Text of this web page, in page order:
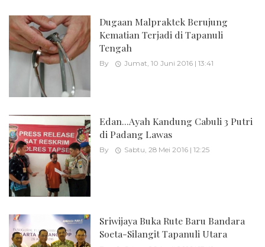
Dugaan Malpraktek Berujung
Kematian Terjadi di Tapanuli
Tengah
By Jumat, 10 Juni 2016 | 13:41
Edan...Ayah Kandung Cabuli 3 Putri
di Padang Lawas
By Sabtu, 28 Mei 2016 | 12:25
Sriwijaya Buka Rute Baru Bandara
Soeta-Silangit Tapanuli Utara